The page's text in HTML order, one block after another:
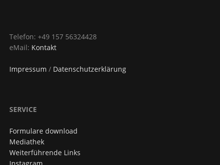
Telefon: +49 157 56324428
eMail: Kontakt
Impressum / Datenschutzerklärung
SERVICE
Formulare download
Mediathek
Weiterführende Links